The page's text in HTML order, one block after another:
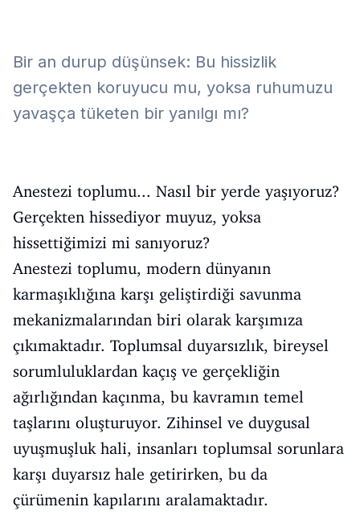
Bir an durup düşünsek: Bu hissizlik
gerçekten koruyucu mu, yoksa ruhumuzu
yavaşça tüketen bir yanılgı mı?
Anestezi toplumu... Nasıl bir yerde yaşıyoruz?
Gerçekten hissediyor muyuz, yoksa
hissettiğimizi mi sanıyoruz?
Anestezi toplumu, modern dünyanın
karmaşıklığına karşı geliştirdiği savunma
mekanizmalarından biri olarak karşımıza
çıkımaktadır. Toplumsal duyarsızlık, bireysel
sorumluluklardan kaçış ve gerçekliğin
ağırlığından kaçınma, bu kavramın temel
taşlarını oluşturuyor. Zihinsel ve duygusal
uyuşmuşluk hali, insanları toplumsal sorunlara
karşı duyarsız hale getirirken, bu da
çürümenin kapılarını aralamaktadır.